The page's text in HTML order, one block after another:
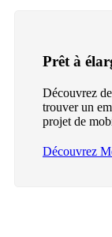
Prêt à
Découvrez
trouver un
projet de
Découvrez